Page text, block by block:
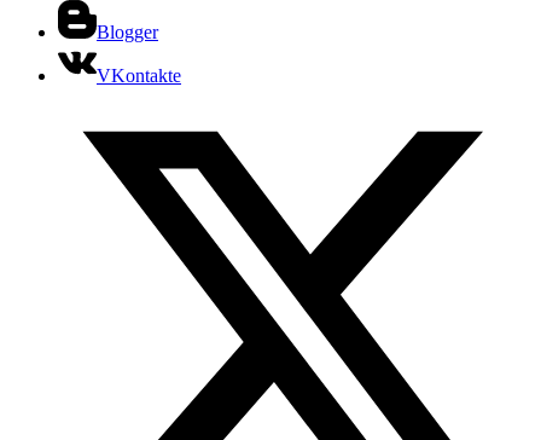
Blogger
VKontakte